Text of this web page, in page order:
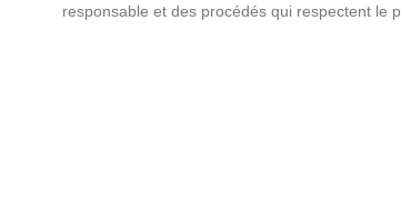
responsable et des procédés qui respectent le